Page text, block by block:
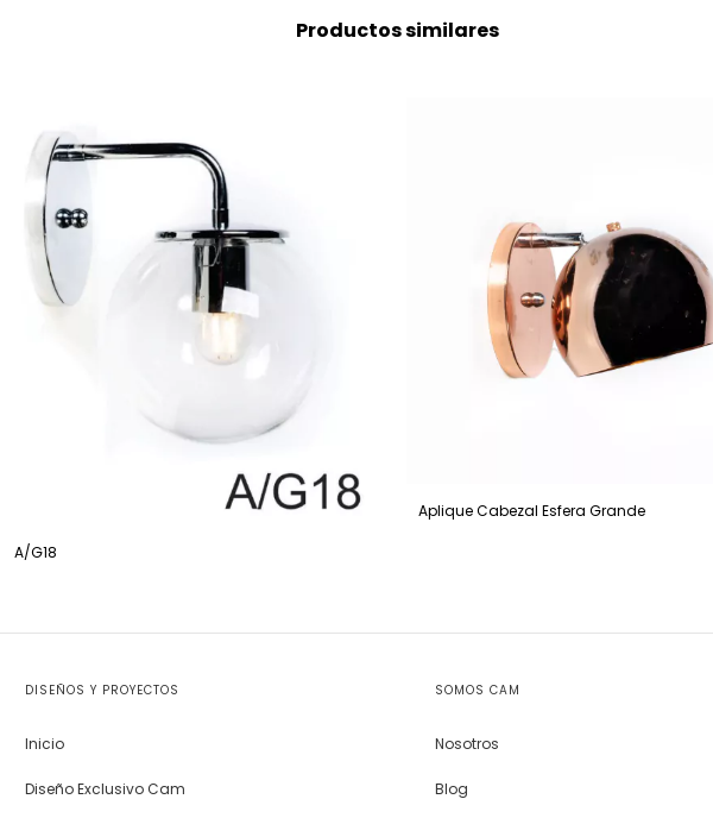
Productos similares
A/G18
Aplique Cabezal Esfera Grande
DISEÑOS Y PROYECTOS
Inicio
Diseño Exclusivo Cam
SOMOS CAM
Nosotros
Blog